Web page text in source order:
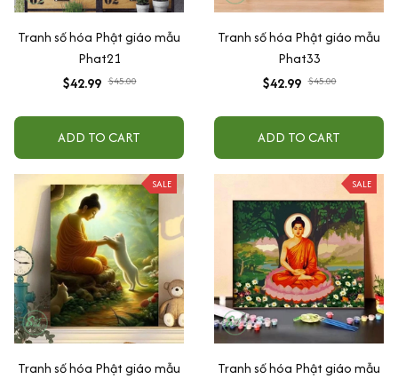
Tranh số hóa Phật giáo mẫu
Phat21
$42.99 $45.00
ADD TO CART
Tranh số hóa Phật giáo mẫu
Phat33
$42.99 $45.00
ADD TO CART
SALE
Tranh số hóa Phật giáo mẫu
SALE
Tranh số hóa Phật giáo mẫu